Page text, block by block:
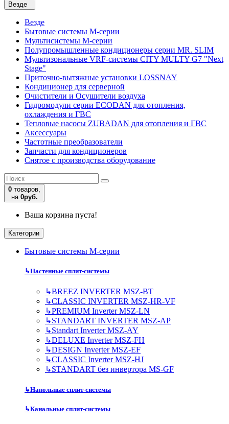
Везде
Везде
Бытовые системы M-серии
Мультисистемы M-серии
Полупромышленные кондиционеры серии MR. SLIM
Мультизональные VRF-системы CITY MULTY G7 "Next
Stage"
Приточно-вытяжные установки LOSSNAY
Кондиционер для серверной
Очистители и Осушители воздуха
Гидромодули серии ECODAN для отопления,
охлаждения и ГВС
Тепловые насосы ZUBADAN для отопления и ГВС
Аксесcуары
Частотные преобразователи
Запчасти для кондиционеров
Снятое с производства оборудование
0 товаров,
на 0руб.
Ваша корзина пуста!
Категории
Бытовые системы M-серии
↳Настенные сплит-системы
↳BREEZ INVERTER MSZ-BT
↳CLASSIC INVERTER MSZ-HR-VF
↳PREMIUM Inverter MSZ-LN
↳STANDART INVERTER MSZ-AP
↳Standart Inverter MSZ-AY
↳DELUXE Inverter MSZ-FH
↳DESIGN Inverter MSZ-EF
↳CLASSIC Inverter MSZ-HJ
↳STANDART без инвертора MS-GF
↳Напольные сплит-системы
↳Канальные сплит-системы